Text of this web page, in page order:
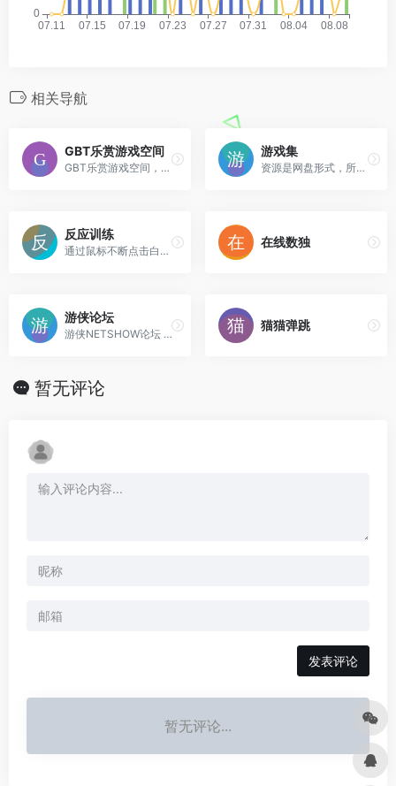
相关导航
GBT乐赏游戏空间
GBT乐赏游戏空间，多为种子类型资源，因此下载需要搭配迅雷等磁力种子下载工具。
游戏集
资源是网盘形式，所以有些资源难免失效。
反应训练
通过鼠标不断点击白色小方块，最短时间点完100个。
在线数独
游侠论坛
游侠NETSHOW论坛 单机游戏门户站，拥有最广泛、最全面的游戏资讯、补丁、攻略、游戏下载及超高的人气。
猫猫弹跳
暂无评论
发表评论
暂无评论...